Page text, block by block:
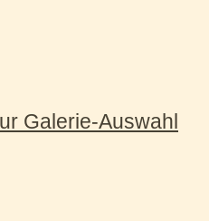
Galerie-Auswahl